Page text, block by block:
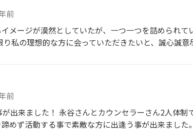
前
メージが漠然としていたが、一つ一つを詰められ
私の理想的な方に会っていただきたいと、誠心誠意
前
出来ました！ 永谷さんとカウンセラーさん2人体
めず活動する事で素敵な方に出逢う事が出来ました